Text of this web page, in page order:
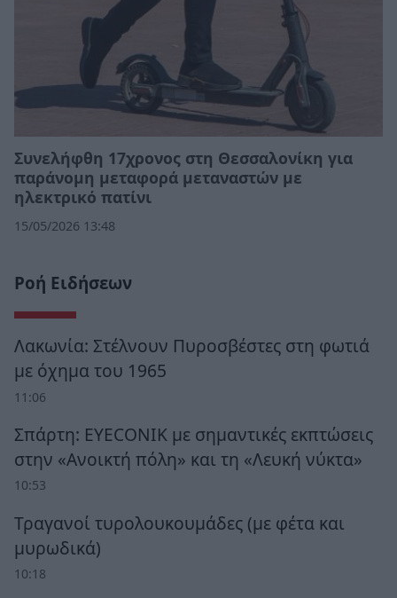
Συνελήφθη 17χρονος στη Θεσσαλονίκη για
παράνομη μεταφορά μεταναστών με
ηλεκτρικό πατίνι
15/05/2026 13:48
Ροή Ειδήσεων
Λακωνία: Στέλνουν Πυροσβέστες στη φωτιά
με όχημα του 1965
11:06
Σπάρτη: EYECONIK με σημαντικές εκπτώσεις
στην «Ανοικτή πόλη» και τη «Λευκή νύκτα»
10:53
Τραγανοί τυρολουκουμάδες (με φέτα και
μυρωδικά)
10:18